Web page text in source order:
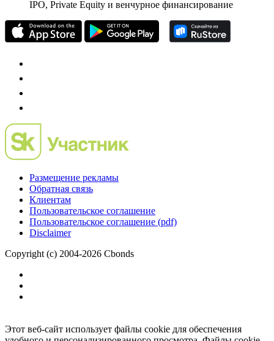
IPO, Private Equity и венчурное финансирование
Размещение рекламы
Обратная связь
Клиентам
Пользовательское соглашение
Пользовательское соглашение (pdf)
Disclaimer
Copyright (c) 2004-2026 Cbonds
Этот веб-сайт использует файлы cookie для обеспечения